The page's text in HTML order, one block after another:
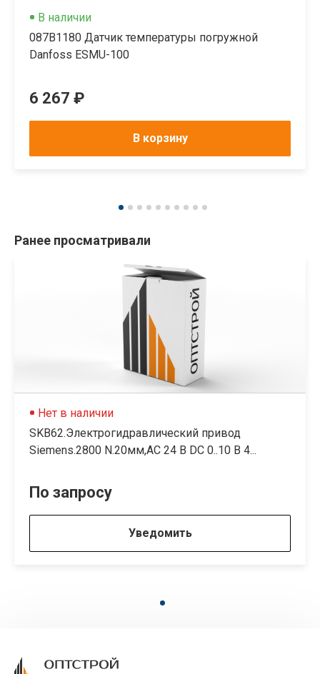
В наличии
087B1180 Датчик температуры погружной
Danfoss ESMU-100
6 267 ₽
В корзину
Ранее просматривали
Нет в наличии
SKB62.Электрогидравлический привод
Siemens.2800 N.20мм,AC 24 В DC 0..10 В 4...
По запросу
Уведомить